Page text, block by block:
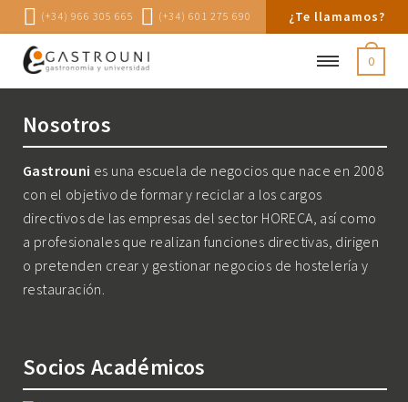
(+34) 966 305 665 (+34) 601 275 690 ¿Te llamamos?
0
Nosotros
Gastrouni es una escuela de negocios que nace en 2008
con el objetivo de formar y reciclar a los cargos
directivos de las empresas del sector HORECA, así como
a profesionales que realizan funciones directivas, dirigen
o pretenden crear y gestionar negocios de hostelería y
restauración.
Socios Académicos